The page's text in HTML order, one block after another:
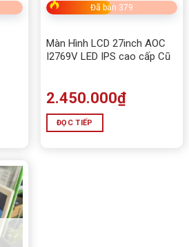
Đã bán 379
Màn Hình LCD 27inch AOC
I2769V LED IPS cao cấp Cũ
2.450.000₫
ĐỌC TIẾP